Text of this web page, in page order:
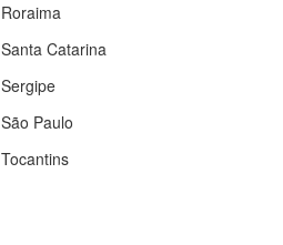
Roraima
Santa Catarina
Sergipe
São Paulo
Tocantins